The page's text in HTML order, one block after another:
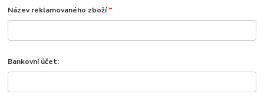
Název reklamovaného zboží*
Bankovní účet: